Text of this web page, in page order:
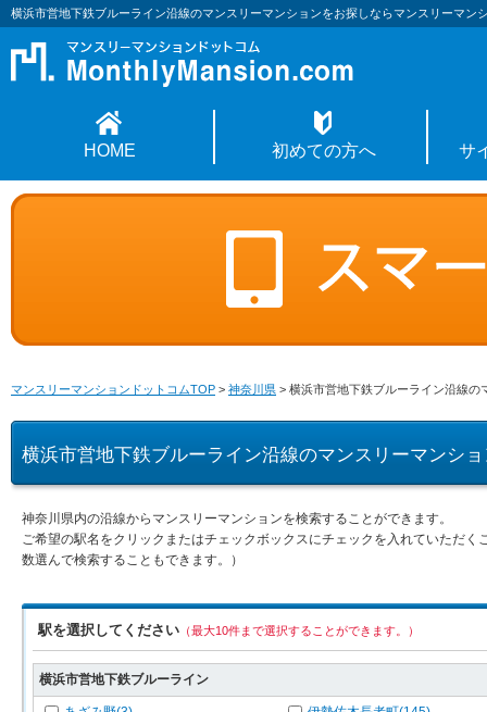
横浜市営地下鉄ブルーライン沿線のマンスリーマンションをお探しならマンスリーマン
HOME 初めての方へ サ
マンスリーマンションドットコムTOP > 神奈川県 > 横浜市営地下鉄ブルーライン沿線の
横浜市営地下鉄ブルーライン沿線のマンスリーマンシ
神奈川県内の沿線からマンスリーマンションを検索することができます。
ご希望の駅名をクリックまたはチェックボックスにチェックを入れていただ
数選んで検索することもできます。）
駅を選択してください （最大10件まで選択することができます。）
横浜市営地下鉄ブルーライン